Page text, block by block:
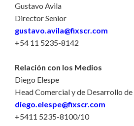
Gustavo Avila
Director Senior
gustavo.avila@fixscr.com
+54 11 5235-8142
Relación con los Medios
Diego Elespe
Head Comercial y de Desarrollo
diego.elespe@fixscr.com
+5411 5235-8100/10